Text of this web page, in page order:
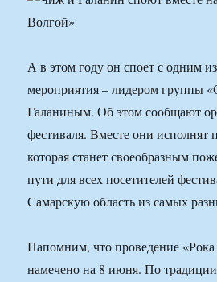
А в этом году он споет с одним
мероприятия – лидером группы
Галаниным. Об этом сообщают
фестиваля. Вместе они исполнят
которая станет своеобразным
пути для всех посетителей
Самарскую область из самых
Напомним, что проведение
намечено на 8 июня. По